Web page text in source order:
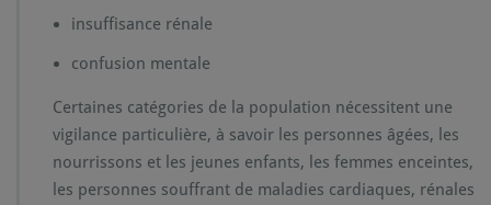
insuffisance rénale
confusion mentale
Certaines catégories de la population nécessitent une
vigilance particulière, à savoir les personnes âgées, les
nourrissons et les jeunes enfants, les femmes enceintes,
les personnes souffrant de maladies cardiaques, rénales